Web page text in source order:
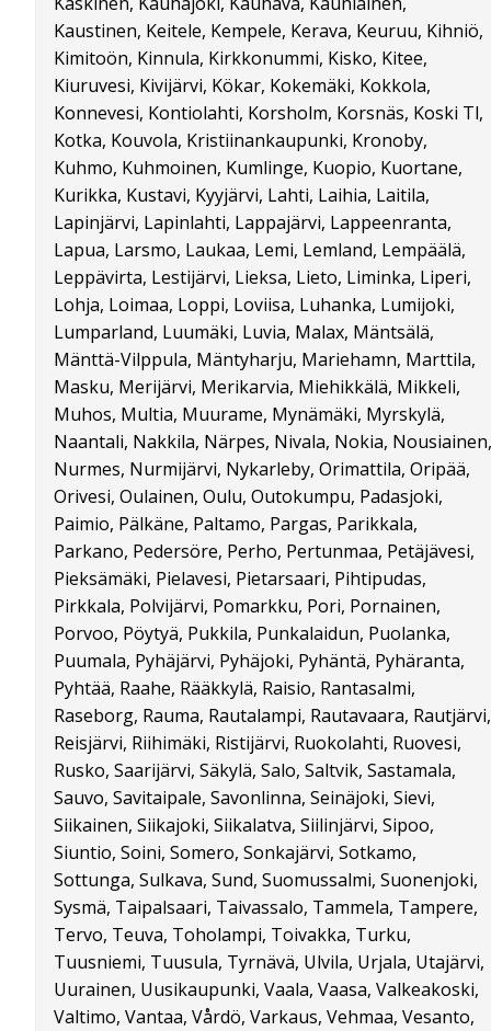
Kaustinen, Keitele, Kempele, Kerava, Keuruu, Kihniö,
Kimitoön, Kinnula, Kirkkonummi, Kisko, Kitee,
Kiuruvesi, Kivijärvi, Kökar, Kokemäki, Kokkola,
Konnevesi, Kontiolahti, Korsholm, Korsnäs, Koski Tl,
Kotka, Kouvola, Kristiinankaupunki, Kronoby,
Kuhmo, Kuhmoinen, Kumlinge, Kuopio, Kuortane,
Kurikka, Kustavi, Kyyjärvi, Lahti, Laihia, Laitila,
Lapinjärvi, Lapinlahti, Lappajärvi, Lappeenranta,
Lapua, Larsmo, Laukaa, Lemi, Lemland, Lempäälä,
Leppävirta, Lestijärvi, Lieksa, Lieto, Liminka, Liperi,
Lohja, Loimaa, Loppi, Loviisa, Luhanka, Lumijoki,
Lumparland, Luumäki, Luvia, Malax, Mäntsälä,
Mänttä-Vilppula, Mäntyharju, Mariehamn, Marttila,
Masku, Merijärvi, Merikarvia, Miehikkälä, Mikkeli,
Muhos, Multia, Muurame, Mynämäki, Myrskylä,
Naantali, Nakkila, Närpes, Nivala, Nokia, Nousiainen,
Nurmes, Nurmijärvi, Nykarleby, Orimattila, Oripää,
Orivesi, Oulainen, Oulu, Outokumpu, Padasjoki,
Paimio, Pälkäne, Paltamo, Pargas, Parikkala,
Parkano, Pedersöre, Perho, Pertunmaa, Petäjävesi,
Pieksämäki, Pielavesi, Pietarsaari, Pihtipudas,
Pirkkala, Polvijärvi, Pomarkku, Pori, Pornainen,
Porvoo, Pöytyä, Pukkila, Punkalaidun, Puolanka,
Puumala, Pyhäjärvi, Pyhäjoki, Pyhäntä, Pyhäranta,
Pyhtää, Raahe, Rääkkylä, Raisio, Rantasalmi,
Raseborg, Rauma, Rautalampi, Rautavaara, Rautjärvi,
Reisjärvi, Riihimäki, Ristijärvi, Ruokolahti, Ruovesi,
Rusko, Saarijärvi, Säkylä, Salo, Saltvik, Sastamala,
Sauvo, Savitaipale, Savonlinna, Seinäjoki, Sievi,
Siikainen, Siikajoki, Siikalatva, Siilinjärvi, Sipoo,
Siuntio, Soini, Somero, Sonkajärvi, Sotkamo,
Sottunga, Sulkava, Sund, Suomussalmi, Suonenjoki,
Sysmä, Taipalsaari, Taivassalo, Tammela, Tampere,
Tervo, Teuva, Toholampi, Toivakka, Turku,
Tuusniemi, Tuusula, Tyrnävä, Ulvila, Urjala, Utajärvi,
Uurainen, Uusikaupunki, Vaala, Vaasa, Valkeakoski,
Valtimo, Vantaa, Vårdö, Varkaus, Vehmaa, Vesanto,